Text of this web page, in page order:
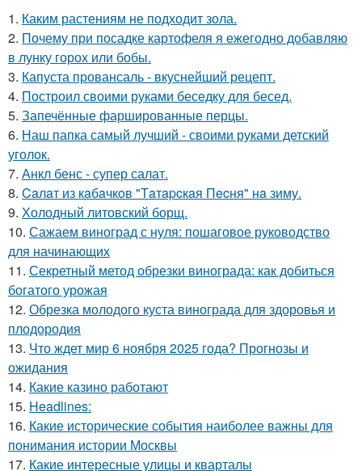
1. Каким растениям не подходит зола.
2. Почему при посадке картофеля я ежегодно добавляю
в лунку горох или бобы.
3. Капуста провансаль - вкуснейший рецепт.
4. Построил своими руками беседку для бесед.
5. Запечённые фаршированные перцы.
6. Наш папка самый лучший - своими руками детский
уголок.
7. Анкл бенс - супер салат.
8. Caлaт из кaбaчкoв "Тaтapcкaя Пecня" нa зиму.
9. Холодный литовский борщ.
10. Сажаем виноград с нуля: пошаговое руководство
для начинающих
11. Секретный метод обрезки винограда: как добиться
богатого урожая
12. Обрезка молодого куста винограда для здоровья и
плодородия
13. Что ждет мир 6 ноября 2025 года? Прогнозы и
ожидания
14. Какие казино работают
15. Headlines:
16. Какие исторические события наиболее важны для
понимания истории Москвы
17. Какие интересные улицы и кварталы